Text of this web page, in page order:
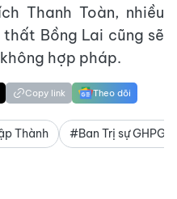
Thanh Toàn, nhiều
Bồng Lai cũng sẽ
hợp pháp.
Copy link Theo dõi
Thành #Ban Trị sự